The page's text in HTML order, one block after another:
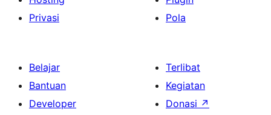
Privasi
Pola
Belajar
Bantuan
Developer
Terlibat
Kegiatan
Donasi ↗